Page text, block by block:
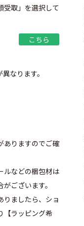
受取」を選択して
こちら
なります。
ありますのでご確
ルなどの梱包材は
ございます。
りましたら、ショ
【ラッピング希